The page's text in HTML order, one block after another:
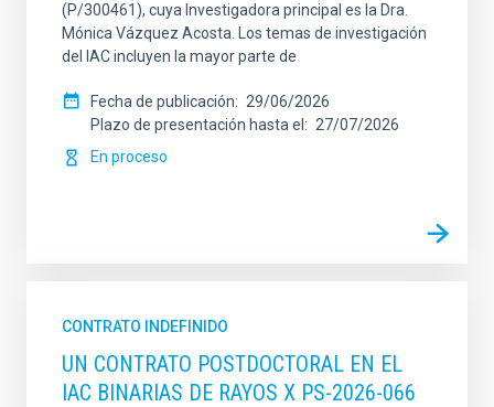
(P/300461), cuya Investigadora principal es la Dra.
Mónica Vázquez Acosta. Los temas de investigación
del IAC incluyen la mayor parte de
Fecha de publicación
29/06/2026
Plazo de presentación hasta el
27/07/2026
En proceso
CONTRATO INDEFINIDO
UN CONTRATO POSTDOCTORAL EN EL
IAC BINARIAS DE RAYOS X PS-2026-066